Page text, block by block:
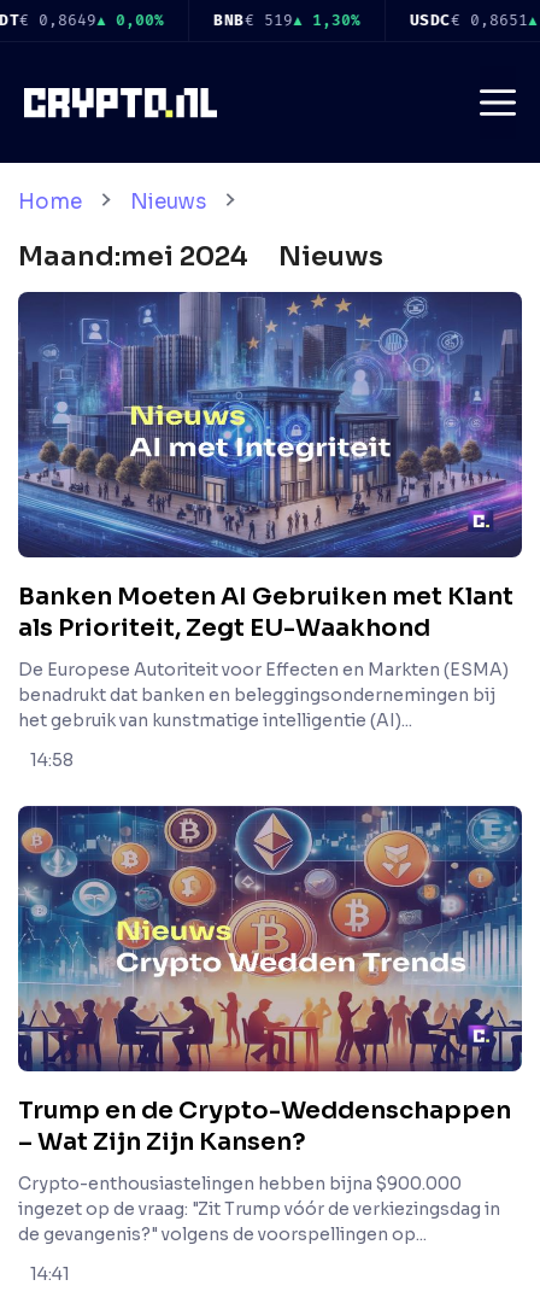
Ga
inhoud
USDC€ 0,8651 ▲ 0,00% XRP€ 0,8984▼ 0,80%
Home Nieuws
Maand:mei 2024 Nieuws
Banken Moeten AI Gebruiken met Klant
als Prioriteit, Zegt EU-Waakhond
De Europese Autoriteit voor Effecten en Markten (ESMA)
benadrukt dat banken en beleggingsondernemingen bij
het gebruik van kunstmatige intelligentie (AI)...
14:58
Trump en de Crypto-Weddenschappen
– Wat Zijn Zijn Kansen?
Crypto-enthousiastelingen hebben bijna $900.000
ingezet op de vraag: "Zit Trump vóór de verkiezingsdag in
de gevangenis?" volgens de voorspellingen op...
14:41